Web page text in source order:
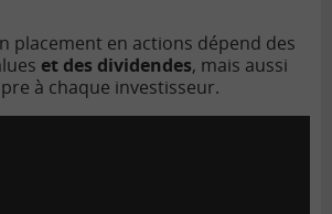
placement en actions dépend des
et des dividendes, mais aussi
à chaque investisseur.